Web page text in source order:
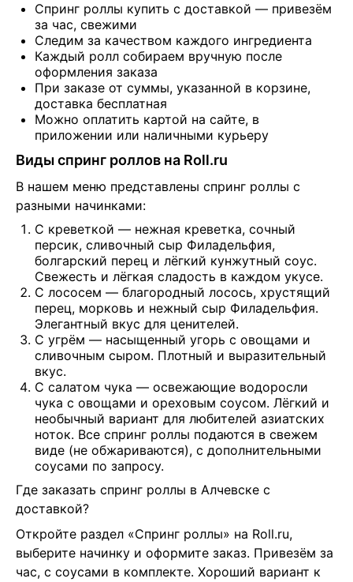
Спринг роллы купить с доставкой — привезём
за час, свежими
Следим за качеством каждого ингредиента
Каждый ролл собираем вручную после
оформления заказа
При заказе от суммы, указанной в корзине,
доставка бесплатная
Можно оплатить картой на сайте, в
приложении или наличными курьеру
Виды спринг роллов на Roll.ru
В нашем меню представлены спринг роллы с
разными начинками:
С креветкой — нежная креветка, сочный
персик, сливочный сыр Филадельфия,
болгарский перец и лёгкий кунжутный соус.
Свежесть и лёгкая сладость в каждом укусе.
С лососем — благородный лосось, хрустящий
перец, морковь и нежный сыр Филадельфия.
Элегантный вкус для ценителей.
С угрём — насыщенный угорь с овощами и
сливочным сыром. Плотный и выразительный
вкус.
С салатом чука — освежающие водоросли
чука с овощами и ореховым соусом. Лёгкий и
необычный вариант для любителей азиатских
ноток. Все спринг роллы подаются в свежем
виде (не обжариваются), с дополнительными
соусами по запросу.
Где заказать спринг роллы в Алчевске с
доставкой?
Откройте раздел «Спринг роллы» на Roll.ru,
выберите начинку и оформите заказ. Привезём за
час, с соусами в комплекте. Хороший вариант к